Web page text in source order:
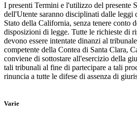
I presenti Termini e l'utilizzo del presente
dell'Utente saranno disciplinati dalle
Stato della California, senza tenere conto
disposizioni di legge. Tutte le richieste di
devono essere intentate dinanzi al
competente della Contea di Santa Clara,
conviene di sottostare all'esercizio della
tali tribunali al fine di partecipare a tali
rinuncia a tutte le difese di assenza di
Varie